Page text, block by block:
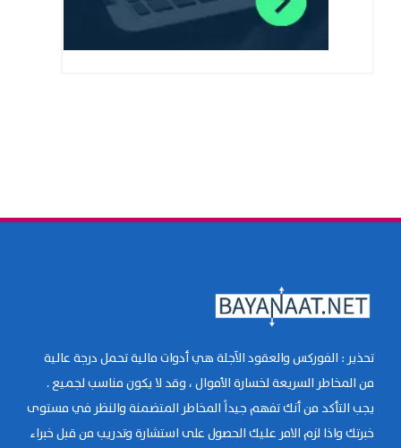
تحذير : الفوركس والعقود الآجلة هي أدوات مالية تحمل درجة عالية
من المخاطر السريعة لخسارة الأموال ، وقد لا يكون مناسب لجميع .
يجب التأكد من أنك تفهم جيداً المخاطر المتضمنة والنظر في مستوى
خبرتك واذا لزم الامر عليك الحصول على استشارة وتدريب من قبل خبراء